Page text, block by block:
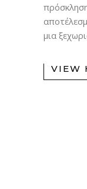
μια
VIEW